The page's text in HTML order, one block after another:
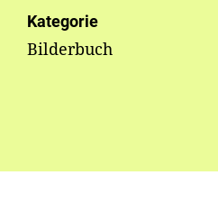
Kategorie
Bilderbuch